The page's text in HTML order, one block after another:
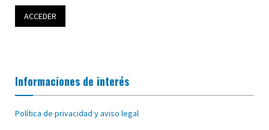
Informaciones de interés
Política de privacidad y aviso legal